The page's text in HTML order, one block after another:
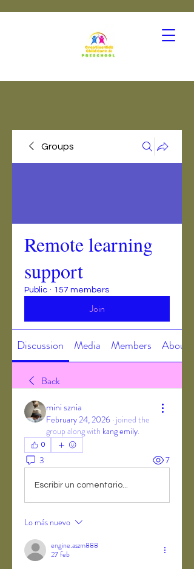
Groups
Remote learning
support
Public · 157 members
Join
Discussion Media Members About
Back
mini sznia
February 24, 2026 · joined the
group along with kang emily.
0
3 7
Escribir un comentario...
Lo más nuevo
engine.aszm888
27 feb